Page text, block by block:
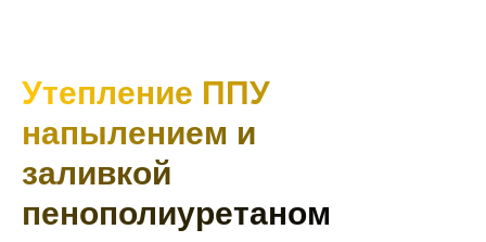
Утепление ППУ
напылением и
заливкой
пенополиуретаном